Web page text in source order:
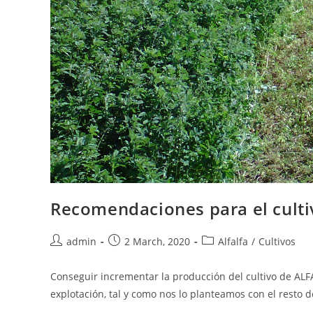
Recomendaciones para el
Postadmin
Post2 March, 2020
PostAlfalfa / Cultivos
Conseguir incrementar la producción del cultivo de
explotación, tal y como nos lo planteamos con el resto